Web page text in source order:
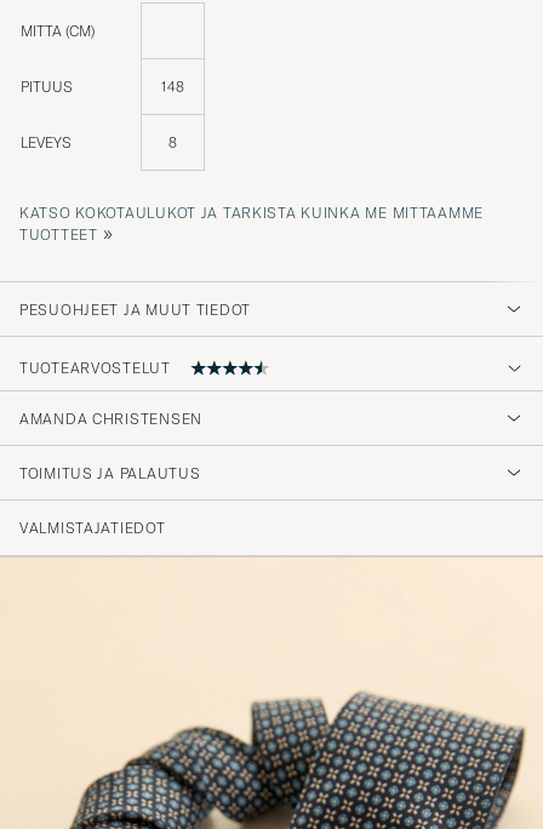
MITTA (CM)
PITUUS 148
LEVEYS 8
KATSO KOKOTAULUKOT JA TARKISTA KUINKA ME MITTAAMME
TUOTTEET »
PESUOHJEET JA MUUT TIEDOT
TUOTEARVOSTELUT
Som vanligt är CARE of CARL BRA MED
HÖGKVALITATIVA OCH PRISVÄRDA
PRODUKTER SAMT OVANLIGT SNABB
LEVERANSTID.
HANS A OSTETTU OSOITTEESSA CAREOFCARL.SE
OSTETTU OSOITTEESSA CAREOFCARL.SE
Fantastisk slips.
AMANDA CHRISTENSEN
TOIMITUS JA PALAUTUS
VALMISTAJATIEDOT